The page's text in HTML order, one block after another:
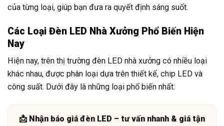
của từng loại, giúp bạn đưa ra quyết định sáng suốt.
Các Loại Đèn LED Nhà Xưởng Phổ Biến Hiện
Nay
Hiện nay, trên thị trường đèn LED nhà xưởng có nhiều loại
khác nhau, được phân loại dựa trên thiết kế, chip LED và
công suất. Dưới đây là những loại phổ biến nhất:
📩 Nhận báo giá đèn LED – tư vấn nhanh & giá tận